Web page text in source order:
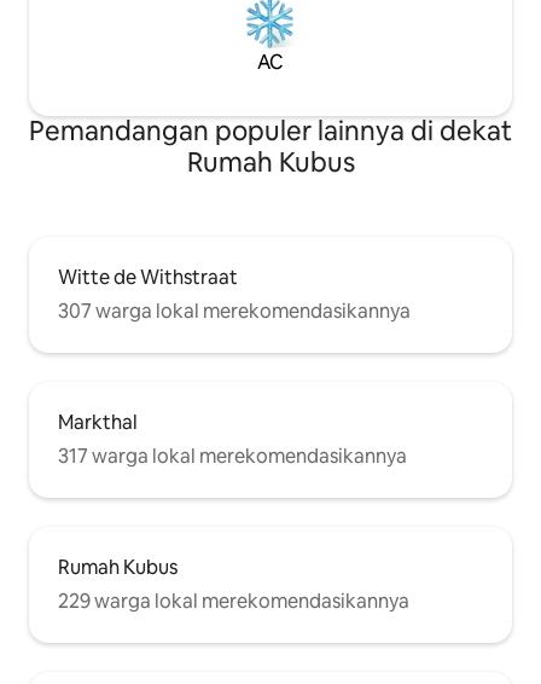
AC
Pemandangan populer lainnya di dekat
Rumah Kubus
Witte de Withstraat
307 warga lokal merekomendasikannya
Markthal
317 warga lokal merekomendasikannya
Rumah Kubus
229 warga lokal merekomendasikannya